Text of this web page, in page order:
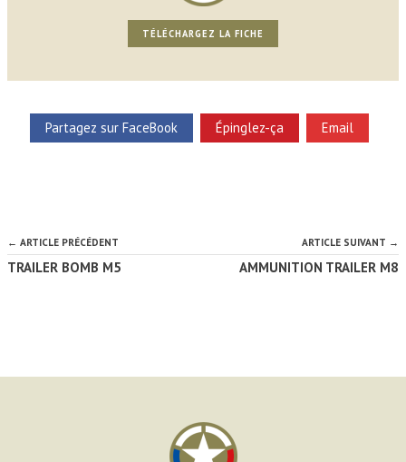
TÉLÉCHARGEZ LA FICHE
Partagez sur FaceBook Épinglez-ça Email
← ARTICLE PRÉCÉDENT
TRAILER BOMB M5
ARTICLE SUIVANT →
AMMUNITION TRAILER M8